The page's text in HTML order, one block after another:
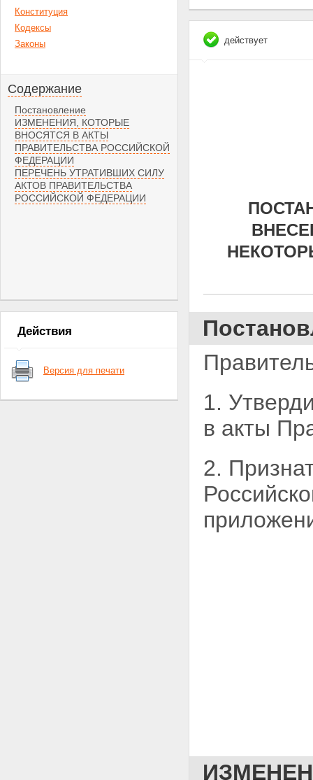
Конституция
Кодексы
Законы
Содержание
Постановление
ИЗМЕНЕНИЯ, КОТОРЫЕ
ВНОСЯТСЯ В АКТЫ
ПРАВИТЕЛЬСТВА РОССИЙСКОЙ
ФЕДЕРАЦИИ
ПЕРЕЧЕНЬ УТРАТИВШИХ СИЛУ
АКТОВ ПРАВИТЕЛЬСТВА
РОССИЙСКОЙ ФЕДЕРАЦИИ
Действия
Версия для печати
действует
1.
в акты
2.